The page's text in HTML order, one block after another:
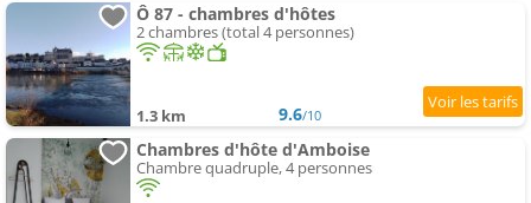
Ô 87 - chambres d'hôtes
2 chambres (total 4 personnes)
1.3 km 9.6/10
Chambres d'hôte d'Amboise
Chambre quadruple, 4 personnes